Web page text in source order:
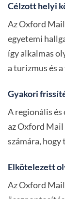
Célzott helyi
Az Oxford
egyetemi
így alkalmas
a turizmus és
Gyakori
A regionális
az Oxford
számára,
Elkötelezett
Az Oxford